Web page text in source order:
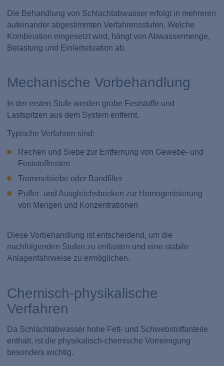
Die Behandlung von Schlachtabwasser erfolgt in mehreren
aufeinander abgestimmten Verfahrensstufen. Welche
Kombination eingesetzt wird, hängt von Abwassermenge,
Belastung und Einleitsituation ab.
Mechanische Vorbehandlung
In der ersten Stufe werden grobe Feststoffe und
Lastspitzen aus dem System entfernt.
Typische Verfahren sind:
Rechen und Siebe zur Entfernung von Gewebe- und
Feststoffresten
Trommelsiebe oder Bandfilter
Puffer- und Ausgleichsbecken zur Homogenisierung
von Mengen und Konzentrationen
Diese Vorbehandlung ist entscheidend, um die
nachfolgenden Stufen zu entlasten und eine stabile
Anlagenfahrweise zu ermöglichen.
Chemisch-physikalische
Verfahren
Da Schlachtabwasser hohe Fett- und Schwebstoffanteile
enthält, ist die physikalisch-chemische Vorreinigung
besonders wichtig.